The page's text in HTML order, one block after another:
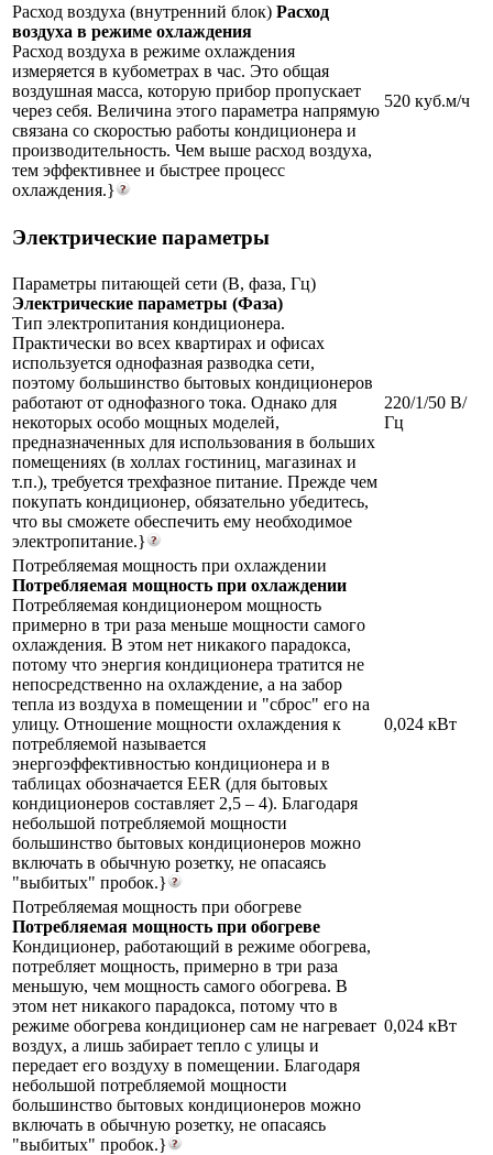
Расход воздуха (внутренний блок) Расход
воздуха в режиме охлаждения
Расход воздуха в режиме охлаждения
измеряется в кубометрах в час. Это общая
воздушная масса, которую прибор пропускает
через себя. Величина этого параметра напрямую
связана со скоростью работы кондиционера и
производительность. Чем выше расход воздуха,
тем эффективнее и быстрее процесс
охлаждения.}
520 куб.м/ч
Электрические параметры
Параметры питающей сети (В, фаза, Гц)
Электрические параметры (Фаза)
Тип электропитания кондиционера.
Практически во всех квартирах и офисах
используется однофазная разводка сети,
поэтому большинство бытовых кондиционеров
работают от однофазного тока. Однако для
некоторых особо мощных моделей,
предназначенных для использования в больших
помещениях (в холлах гостиниц, магазинах и
т.п.), требуется трехфазное питание. Прежде чем
покупать кондиционер, обязательно убедитесь,
что вы сможете обеспечить ему необходимое
электропитание.}
220/1/50 В/
Гц
Потребляемая мощность при охлаждении
Потребляемая мощность при охлаждении
Потребляемая кондиционером мощность
примерно в три раза меньше мощности самого
охлаждения. В этом нет никакого парадокса,
потому что энергия кондиционера тратится не
непосредственно на охлаждение, а на забор
тепла из воздуха в помещении и "сброс" его на
улицу. Отношение мощности охлаждения к
потребляемой называется
энергоэффективностью кондиционера и в
таблицах обозначается EER (для бытовых
кондиционеров составляет 2,5 – 4). Благодаря
небольшой потребляемой мощности
большинство бытовых кондиционеров можно
включать в обычную розетку, не опасаясь
"выбитых" пробок.}
0,024 кВт
Потребляемая мощность при обогреве
Потребляемая мощность при обогреве
Кондиционер, работающий в режиме обогрева,
потребляет мощность, примерно в три раза
меньшую, чем мощность самого обогрева. В
этом нет никакого парадокса, потому что в
режиме обогрева кондиционер сам не нагревает
воздух, а лишь забирает тепло с улицы и
передает его воздуху в помещении. Благодаря
небольшой потребляемой мощности
большинство бытовых кондиционеров можно
включать в обычную розетку, не опасаясь
"выбитых" пробок.}
0,024 кВт